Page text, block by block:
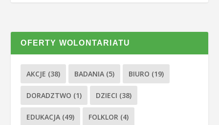
OFERTY WOLONTARIATU
AKCJE (38) BADANIA (5) BIURO (19)
DORADZTWO (1) DZIECI (38)
EDUKACJA (49) FOLKLOR (4)